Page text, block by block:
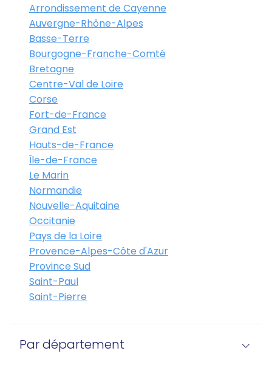
Arrondissement de Cayenne
Auvergne-Rhône-Alpes
Basse-Terre
Bourgogne-Franche-Comté
Bretagne
Centre-Val de Loire
Corse
Fort-de-France
Grand Est
Hauts-de-France
Île-de-France
Le Marin
Normandie
Nouvelle-Aquitaine
Occitanie
Pays de la Loire
Provence-Alpes-Côte d'Azur
Province Sud
Saint-Paul
Saint-Pierre
Par département